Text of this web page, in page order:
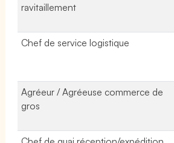
ravitaillement
Chef de service logistique
Agréeur / Agréeuse commerce de
gros